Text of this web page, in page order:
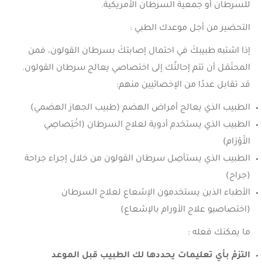
للسرطان أو جمعية السرطان الأمريكية.
التحضير من أجل موعدك الطبي :
إذا اشتبه طبيبكَ في احتمال إصابتكَ بسرطان القولون، فمن
المحتَمَل أن تتم إحالتُك إلى اختصاصي يعالج سرطان القولون.
قد تقابل عددًا من الإخصائيين منهم:
الطبيب الذي يعالج أمراض الهضم (طبيب الجهاز الهضمي)
الطبيب الذي يستخدم أدوية لعلاج السرطان (اخْتِصاصِي
الأَوْرَام‎)
الطبيب الذي يستأصِل سرطان القولون من خلال إجراء جراحة
(جراح)
الأطباء الذين يستخدمون الإشعاع لعلاج السرطان
(اختصاصيو علاج الأورام بالإشعاع)
ما يمكنك فعله :
التزمْ بأي تعليمات يحددها لك الطبيب قبل الموعد